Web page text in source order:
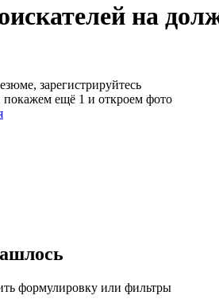
на
зарегистрируйтесь
покажем ещё 1 и откроем фото
формулировку или фильтры